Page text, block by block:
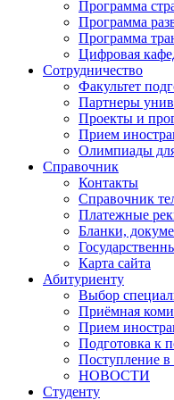
Программа
Программа
Программа
Цифровая
Сотрудничество
Факультет
Партнеры
Проекты и
Прием
Олимпиады
Справочник
Контакты
Справочник
Платежные
Бланки,
Карта сайта
Абитуриенту
Выбор
Приёмная
Прием
Подготовка к
Поступление в
НОВОСТИ
Студенту